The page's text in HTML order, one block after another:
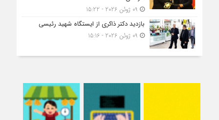
بازدید دکتر ذاکری از ایستگاه شهید رئیسی